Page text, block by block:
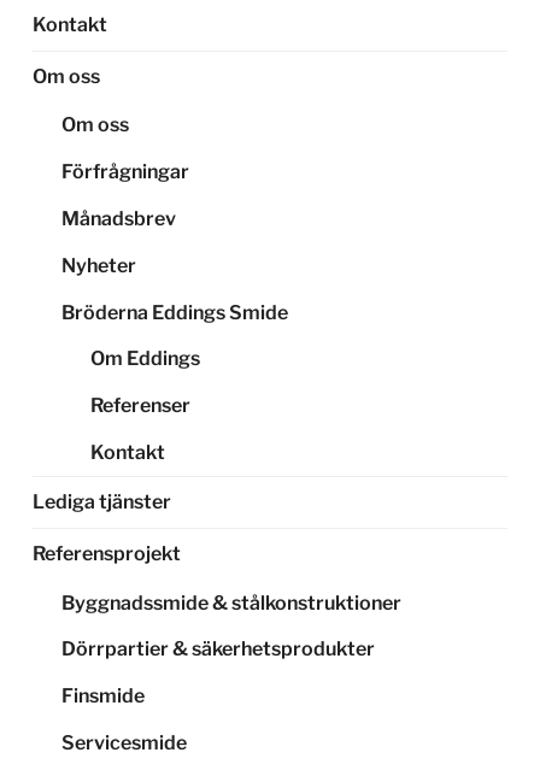
Kontakt
Om oss
Om oss
Förfrågningar
Månadsbrev
Nyheter
Bröderna Eddings Smide
Om Eddings
Referenser
Kontakt
Lediga tjänster
Referensprojekt
Byggnadssmide & stålkonstruktioner
Dörrpartier & säkerhetsprodukter
Finsmide
Servicesmide